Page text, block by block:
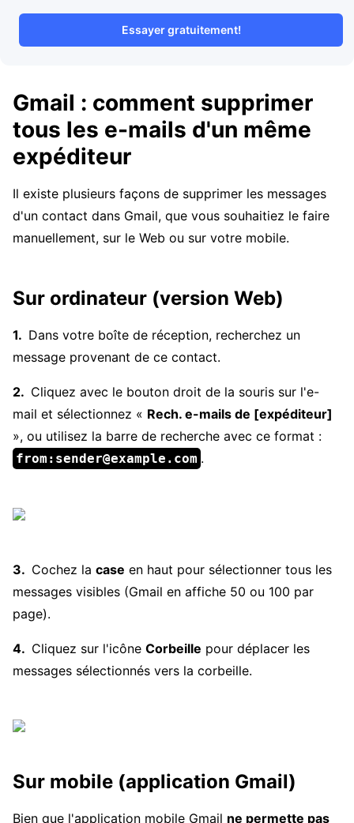
Essayer gratuitement!
Gmail : comment supprimer
tous les e-mails d'un même
expéditeur
Il existe plusieurs façons de supprimer les messages
d'un contact dans Gmail, que vous souhaitiez le faire
manuellement, sur le Web ou sur votre mobile.
Sur ordinateur (version Web)
Dans votre boîte de réception, recherchez un
message provenant de ce contact.
Cliquez avec le bouton droit de la souris sur l'e-
mail et sélectionnez « Rech. e-mails de [expéditeur]
», ou utilisez la barre de recherche avec ce format :
from:sender@example.com .
Cochez la case en haut pour sélectionner tous les
messages visibles (Gmail en affiche 50 ou 100 par
page).
Cliquez sur l'icône Corbeille pour déplacer les
messages sélectionnés vers la corbeille.
Sur mobile (application Gmail)
Bien que l'application mobile Gmail ne permette pas